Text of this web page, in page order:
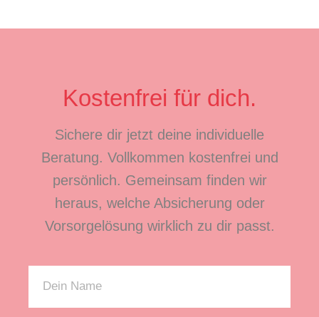
Kostenfrei für dich.
Sichere dir jetzt deine individuelle
Beratung. Vollkommen kostenfrei und
persönlich. Gemeinsam finden wir
heraus, welche Absicherung oder
Vorsorgelösung wirklich zu dir passt.